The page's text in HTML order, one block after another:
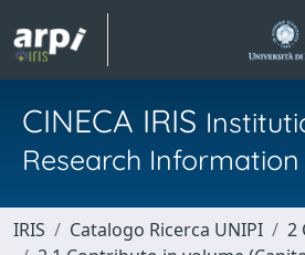
CINECA IRIS
Research
IRIS Catalogo Ricerca UNIPI
2